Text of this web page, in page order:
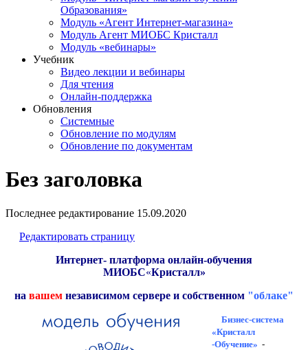
Образования»
Модуль «Агент Интернет-магазина»
Модуль Агент МИОБС Кристалл
Модуль «вебинары»
Учебник
Видео лекции и вебинары
Для чтения
Онлайн-поддержка
Обновления
Системные
Обновление по модулям
Обновление по документам
Без заголовка
Последнее редактирование 15.09.2020
Редактировать страницу
Интернет- платформа онлайн-обучения
МИОБС«Кристалл»
на вашем независимом сервере и собственном "облаке"
Бизнес-система
«Кристалл
-Обучение» -